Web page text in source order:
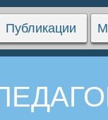
Публикации